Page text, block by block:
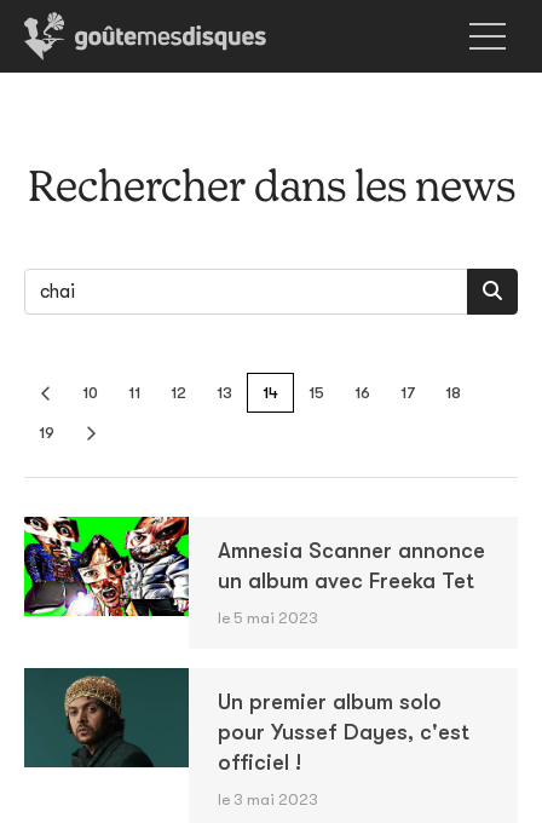
Rechercher dans les news
10 11 12 13 14 15 16 17 18
19
Amnesia Scanner annonce
un album avec Freeka Tet
le 5 mai 2023
Un premier album solo
pour Yussef Dayes, c'est
officiel !
le 3 mai 2023